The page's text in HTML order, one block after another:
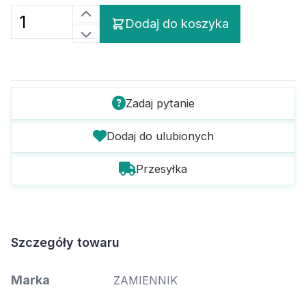
Dodaj do koszyka
Zadaj pytanie
Dodaj do ulubionych
Przesyłka
Szczegóły towaru
Marka ZAMIENNIK